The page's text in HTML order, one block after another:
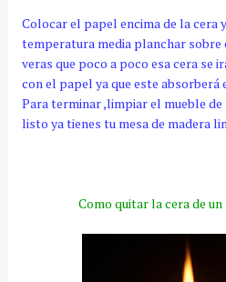
Colocar el papel encima de la cera
temperatura media planchar sobre
veras que poco a poco esa cera se
con el papel ya que este absorberá
Para terminar ,limpiar el mueble
listo ya tienes tu mesa de madera
Como quitar la cera de